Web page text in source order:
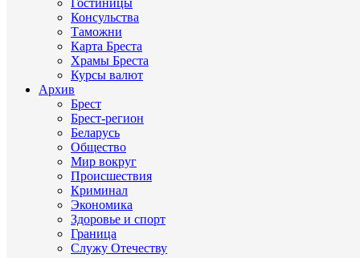
Гостиницы
Консульства
Таможни
Карта Бреста
Храмы Бреста
Курсы валют
Архив
Брест
Брест-регион
Беларусь
Общество
Мир вокруг
Происшествия
Криминал
Экономика
Здоровье и спорт
Граница
Служу Отечеству